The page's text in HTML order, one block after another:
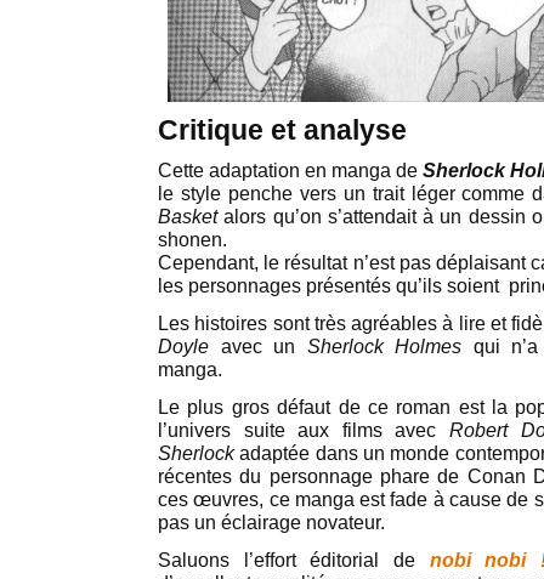
Critique et analyse
Cette adaptation en manga de Sherlock
le style penche vers un trait léger comme
Basketalors qu’on s’attendait à un dessin
shonen.
Cependant, le résultat n’est pas déplaisant
les personnages présentés qu’ils soient
Les histoires sont très agréables à lire et
Doyle avec un Sherlock Holmes qui
manga.
Le plus gros défaut de ce roman est la
l’univers suite aux films avec Robert
Sherlockadaptée dans un monde
récentes du personnage phare de Conan
ces œuvres, ce manga est fade à cause de
pas un éclairage novateur.
Saluons l’effort éditorial de nobi nobi